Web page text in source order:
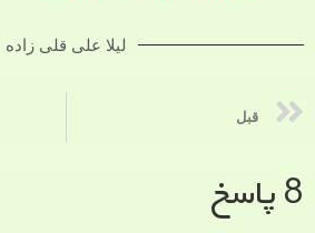
لیلا علی قلی زاده
قبل
8 پاسخ